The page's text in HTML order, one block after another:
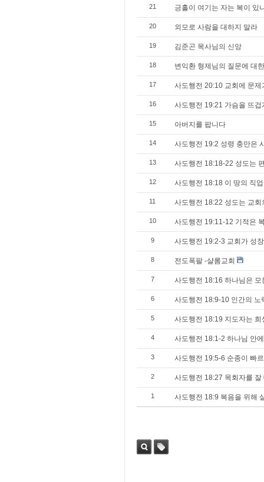
21 긍홀이 여기는 자는 복이 있
20 외모로 사람을 대하지 말라
19 김준곤 목사님의 신앙
18 변익환 형제님의 질문에 대
17 사도행전 20:10 교회에 문
16 사도행전 19:21 가슴을 뜨
15 아버지를 팝니다
14 사도행전 19:2 성령 충만은
13 사도행전 18:18-22 성도는
12 사도행전 18:18 이 땅의 직
11 사도행전 18:22 성도는 교
10 사도행전 19:11-12 기적은
9 사도행전 19:2-3 교회가 성
8 전도폭팔 -샬롬교회
7 사도행전 18:16 하나님은
6 사도행전 18:9-10 인간의 노
5 사도행전 18:19 지도자는
4 사도행전 18:1-2 하나님 안
3 사도행전 19:5-6 순종이 빠
2 사도행전 18:27 목회자를
1 사도행전 18:9 복음을 위해